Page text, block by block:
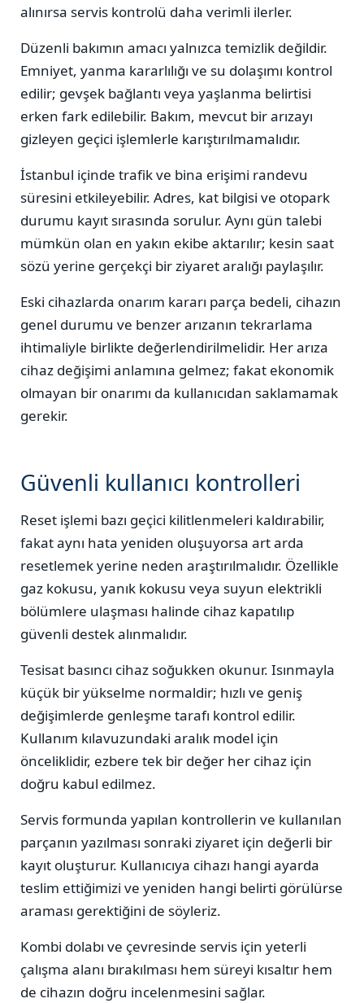
alınırsa servis kontrolü daha verimli ilerler.
Düzenli bakımın amacı yalnızca temizlik değildir.
Emniyet, yanma kararlılığı ve su dolaşımı kontrol
edilir; gevşek bağlantı veya yaşlanma belirtisi
erken fark edilebilir. Bakım, mevcut bir arızayı
gizleyen geçici işlemlerle karıştırılmamalıdır.
İstanbul içinde trafik ve bina erişimi randevu
süresini etkileyebilir. Adres, kat bilgisi ve otopark
durumu kayıt sırasında sorulur. Aynı gün talebi
mümkün olan en yakın ekibe aktarılır; kesin saat
sözü yerine gerçekçi bir ziyaret aralığı paylaşılır.
Eski cihazlarda onarım kararı parça bedeli, cihazın
genel durumu ve benzer arızanın tekrarlama
ihtimaliyle birlikte değerlendirilmelidir. Her arıza
cihaz değişimi anlamına gelmez; fakat ekonomik
olmayan bir onarımı da kullanıcıdan saklamamak
gerekir.
Güvenli kullanıcı kontrolleri
Reset işlemi bazı geçici kilitlenmeleri kaldırabilir,
fakat aynı hata yeniden oluşuyorsa art arda
resetlemek yerine neden araştırılmalıdır. Özellikle
gaz kokusu, yanık kokusu veya suyun elektrikli
bölümlere ulaşması halinde cihaz kapatılıp
güvenli destek alınmalıdır.
Tesisat basıncı cihaz soğukken okunur. Isınmayla
küçük bir yükselme normaldir; hızlı ve geniş
değişimlerde genleşme tarafı kontrol edilir.
Kullanım kılavuzundaki aralık model için
önceliklidir, ezbere tek bir değer her cihaz için
doğru kabul edilmez.
Servis formunda yapılan kontrollerin ve kullanılan
parçanın yazılması sonraki ziyaret için değerli bir
kayıt oluşturur. Kullanıcıya cihazı hangi ayarda
teslim ettiğimizi ve yeniden hangi belirti görülürse
araması gerektiğini de söyleriz.
Kombi dolabı ve çevresinde servis için yeterli
çalışma alanı bırakılması hem süreyi kısaltır hem
de cihazın doğru incelenmesini sağlar.